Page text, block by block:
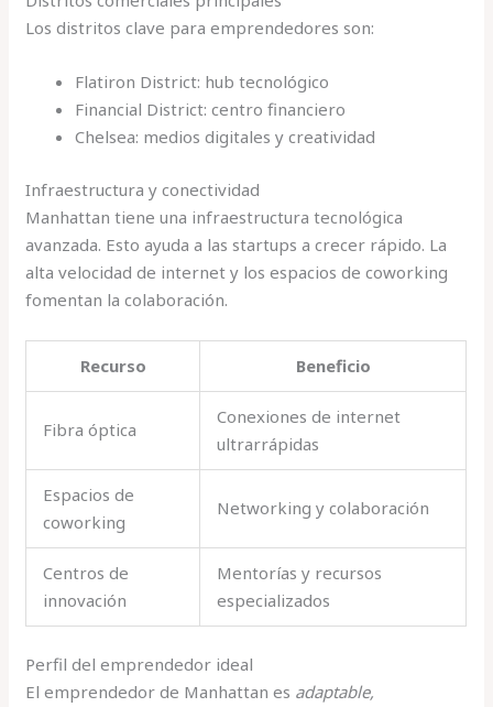
Los distritos clave para emprendedores son:
Flatiron District: hub tecnológico
Financial District: centro financiero
Chelsea: medios digitales y creatividad
Infraestructura y conectividad
Manhattan tiene una infraestructura tecnológica
avanzada. Esto ayuda a las startups a crecer rápido. La
alta velocidad de internet y los espacios de coworking
fomentan la colaboración.
Recurso Beneficio
Fibra óptica
Conexiones de internet
ultrarrápidas
Espacios de
coworking
Networking y colaboración
Centros de
innovación
Mentorías y recursos
especializados
Perfil del emprendedor ideal
El emprendedor de Manhattan es adaptable,